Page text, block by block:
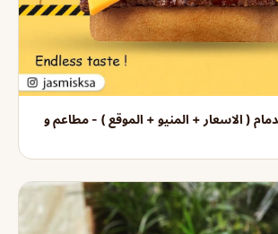
( الاسعار + المنيو + الموقع ) - مطاعم و